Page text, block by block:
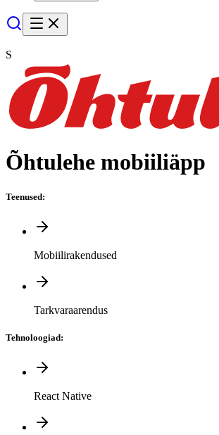
S
Õhtulehe mobiiliäpp
Teenused:
Mobiilirakendused
Tarkvaraarendus
Tehnoloogiad:
React Native